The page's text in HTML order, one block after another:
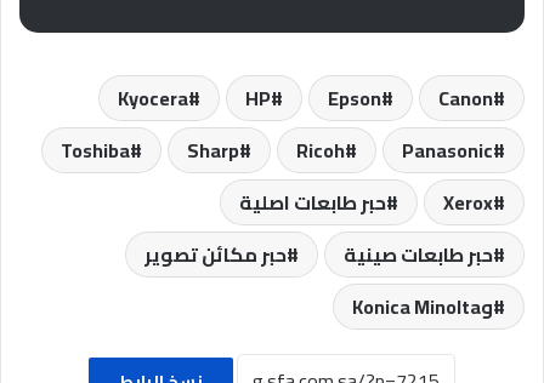
Canon
Epson
HP
Kyocera
Panasonic
Ricoh
Sharp
Toshiba
Xerox
حبر طابعات اصلية
حبر طابعات صينية
حبر مكائن تصوير
وKonica Minolta